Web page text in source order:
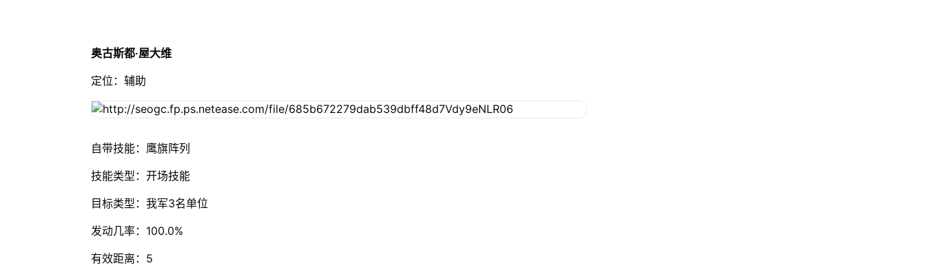
奥古斯都·屋大维
定位：辅助
自带技能：鹰旗阵列
技能类型：开场技能
目标类型：我军3名单位
发动几率：100.0%
有效距离：5